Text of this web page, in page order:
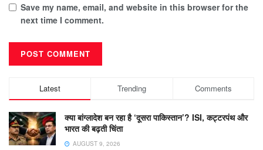
Save my name, email, and website in this browser for the
next time I comment.
Latest Trending Comments
क्या बांग्लादेश बन रहा है ‘दूसरा पाकिस्तान’? ISI, कट्टरपंथ और
भारत की बढ़ती चिंता
AUGUST 9, 2026